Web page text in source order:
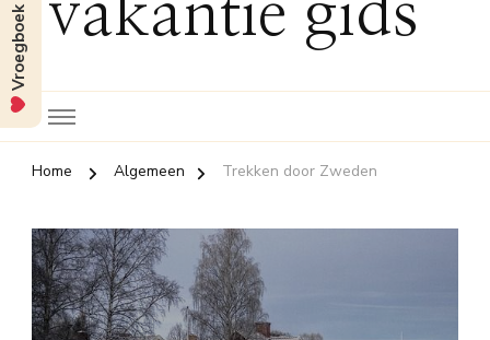
vakantie gids
Home Algemeen Trekken door Zweden